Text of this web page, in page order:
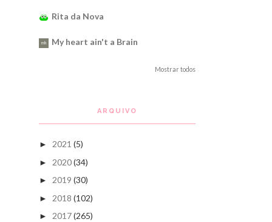
Rita da Nova
My heart ain't a Brain
Mostrar todos
ARQUIVO
► 2021 (5)
► 2020(34)
► 2019 (30)
► 2018 (102)
► 2017(265)